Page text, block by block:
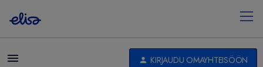
KIRJAUDU OMAYHTEISÖÖN